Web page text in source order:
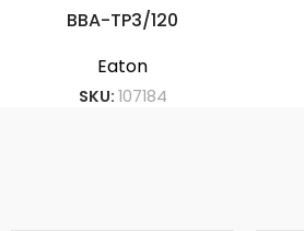
BBA-TP3/120
Eaton
SKU: 107184